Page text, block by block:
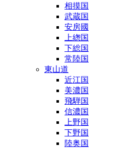
相摸国
武蔵国
安房國
上緫国
下総国
常陸国
東山道
近江国
美濃国
飛騨国
信濃国
上野国
下野国
陸奥国